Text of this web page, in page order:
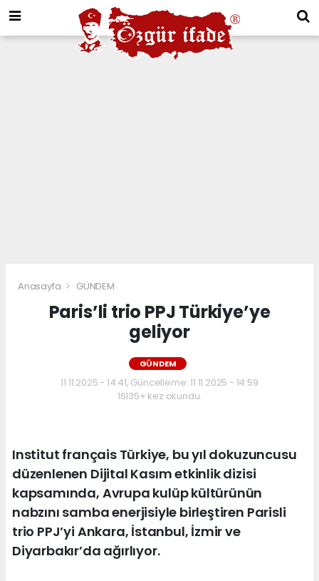
Anasayfa GÜNDEM
Paris’li trio PPJ Türkiye’ye
geliyor
GÜNDEM
11.11.2025 - 14:41, Güncelleme: 11.11.2025 - 14:59
16135+ kez okundu.
Institut français Türkiye, bu yıl dokuzuncusu
düzenlenen Dijital Kasım etkinlik dizisi
kapsamında, Avrupa kulüp kültürünün
nabzını samba enerjisiyle birleştiren Parisli
trio PPJ’yi Ankara, İstanbul, İzmir ve
Diyarbakır’da ağırlıyor.